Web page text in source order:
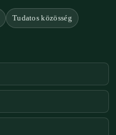
Tudatos közösség